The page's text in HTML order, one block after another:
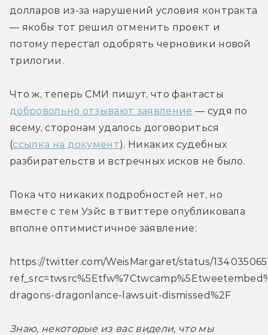
долларов из-за нарушений условия контракта
— якобы тот решил отменить проект и
потому перестал одобрять черновики новой
трилогии.
добровольно отзывают заявление — судя по
всему, сторонам удалось договориться
(ссылка на документ). Никаких судебных
разбирательств и встречных исков не было.
Пока что никаких подробностей нет, но
вместе с тем Уэйс в твиттере опубликовала
вполне оптимистичное заявление:
https://twitter.com/WeisMargaret/status/
dragons-dragonlance-lawsuit-dismissed%2F
Знаю, некоторые из вас видели, что мы